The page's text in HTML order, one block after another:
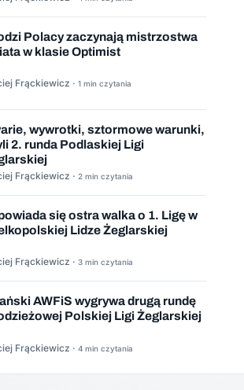
Polacy zaczynają mistrzostwa
w klasie Optimist
Frąckiewicz · 1 min czytania
wywrotki, sztormowe warunki,
2. runda Podlaskiej Ligi
Frąckiewicz · 2 min czytania
się ostra walka o 1. Ligę w
Lidze Żeglarskiej
Frąckiewicz · 3 min czytania
AWFiS wygrywa drugą rundę
Polskiej Ligi Żeglarskiej
Frąckiewicz · 4 min czytania